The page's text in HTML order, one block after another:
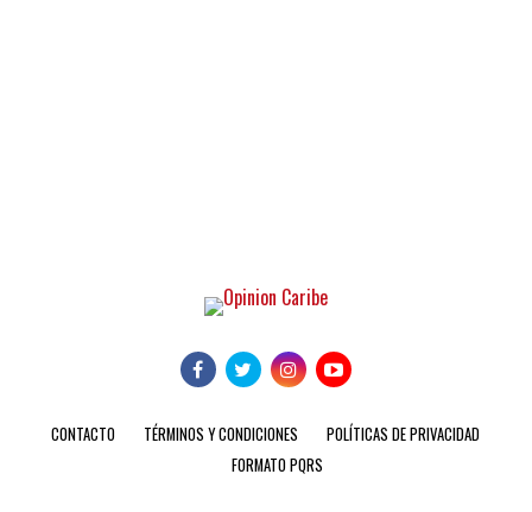
CONTACTO TÉRMINOS Y CONDICIONES
POLÍTICAS DE PRIVACIDAD
FORMATO PQRS